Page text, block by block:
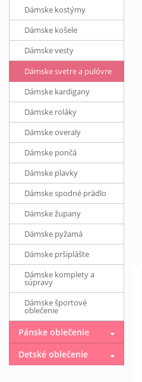
Dámske kostýmy
Dámske košele
Dámske vesty
Dámske svetre a pulóvre
Dámske kardigany
Dámske roláky
Dámske overaly
Dámske pončá
Dámske plavky
Dámske spodné prádlo
Dámske župany
Dámske pyžamá
Dámske pršiplášte
Dámske komplety a
súpravy
Dámske športové
oblečenie
Pánske oblečenie
Detské oblečenie